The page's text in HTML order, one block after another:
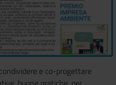
e co-progettare